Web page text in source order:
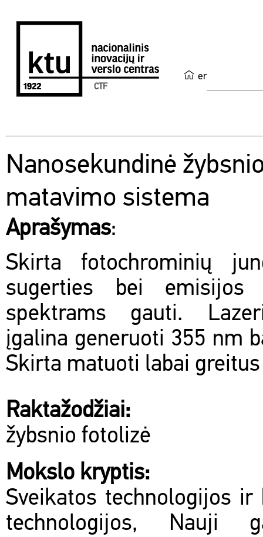
en
CTF
Nanosekundinė
matavimo sistema
Aprašymas:
Skirta fotochrominių
sugerties bei emisijos
spektrams gauti.
įgalina generuoti 355 nm
Skirta matuoti labai
Raktažodžiai:
žybsnio fotolizė
Mokslo kryptis:
Sveikatos technologijos
technologijos, Nauji